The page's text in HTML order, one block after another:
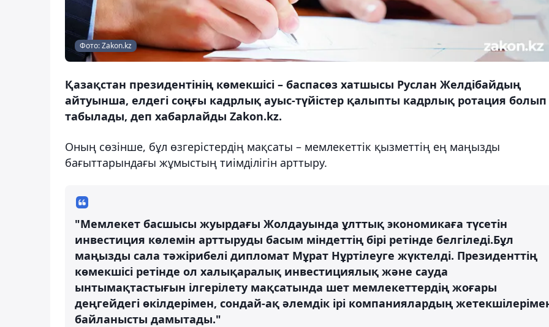
Фото: Zakon.kz
Қазақстан президентінің көмекшісі – баспасөз хатшысы Руслан Желдібайдың
айтуынша, елдегі соңғы кадрлық ауыс-түйістер қалыпты кадрлық ротация болып
табылады, деп хабарлайды Zakon.kz.
Оның сөзінше, бұл өзгерістердің мақсаты – мемлекеттік қызметтің ең маңызды
бағыттарындағы жұмыстың тиімділігін арттыру.
"Мемлекет басшысы жуырдағы Жолдауында ұлттық экономикаға түсетін
инвестиция көлемін арттыруды басым міндеттің бірі ретінде белгіледі.Бұл
маңызды сала тәжірибелі дипломат Мұрат Нұртілеуге жүктелді. Президенттің
көмекшісі ретінде ол халықаралық инвестициялық және сауда
ынтымақтастығын ілгерілету мақсатында шет мемлекеттердің жоғары
деңгейдегі өкілдерімен, сондай-ақ әлемдік ірі компаниялардың
байланысты дамытады."